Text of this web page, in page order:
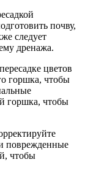
почву,
следует
дренажа.
цветов
горшка, чтобы
горшка, чтобы
поврежденные
чтобы